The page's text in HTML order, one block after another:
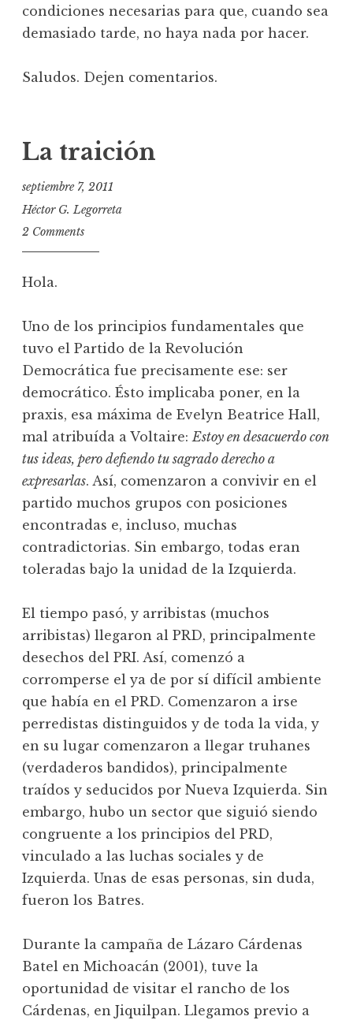
condiciones necesarias para que, cuando sea
demasiado tarde, no haya nada por hacer.
Saludos. Dejen comentarios.
La traición
septiembre 7, 2011
Héctor G. Legorreta
2 Comments
Hola.
Uno de los principios fundamentales que
tuvo el Partido de la Revolución
Democrática fue precisamente ese: ser
democrático. Ésto implicaba poner, en la
praxis, esa máxima de Evelyn Beatrice Hall,
mal atribuída a Voltaire:Estoy en desacuerdo con
tus ideas, pero defiendo tu sagrado derecho a
expresarlas. Así, comenzaron a convivir en el
partido muchos grupos con posiciones
encontradas e, incluso, muchas
contradictorias. Sin embargo, todas eran
toleradas bajo la unidad de la Izquierda.
El tiempo pasó, y arribistas (muchos
arribistas) llegaron al PRD, principalmente
desechos del PRI. Así, comenzó a
corromperse el ya de por sí difícil ambiente
que había en el PRD. Comenzaron a irse
perredistas distinguidos y de toda la vida, y
en su lugar comenzaron a llegar truhanes
(verdaderos bandidos), principalmente
traídos y seducidos por Nueva Izquierda. Sin
embargo, hubo un sector que siguió siendo
congruente a los principios del PRD,
vinculado a las luchas sociales y de
Izquierda. Unas de esas personas, sin duda,
fueron los Batres.
Durante la campaña de Lázaro Cárdenas
Batel en Michoacán (2001), tuve la
oportunidad de visitar el rancho de los
Cárdenas, en Jiquilpan. Llegamos previo a